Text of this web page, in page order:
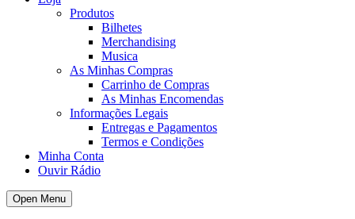
Produtos
Bilhetes
Merchandising
Musica
As Minhas Compras
Carrinho de Compras
As Minhas Encomendas
Informações Legais
Entregas e Pagamentos
Termos e Condições
Minha Conta
Ouvir Rádio
Open Menu